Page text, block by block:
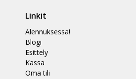
Linkit
Alennuksessa!
Blogi
Esittely
Kassa
Oma tili